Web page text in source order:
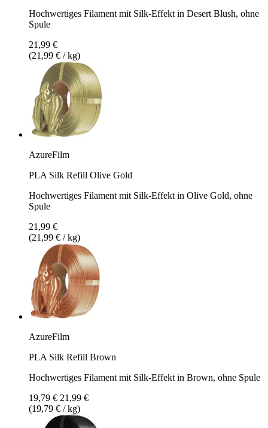
Hochwertiges Filament mit Silk-Effekt in Desert Blush, ohne
Spule
21,99 €
(21,99 € / kg)
AzureFilm
PLA Silk Refill Olive Gold
Hochwertiges Filament mit Silk-Effekt in Olive Gold, ohne
Spule
21,99 €
(21,99 € / kg)
AzureFilm
PLA Silk Refill Brown
Hochwertiges Filament mit Silk-Effekt in Brown, ohne Spule
19,79 € 21,99 €
(19,79 € / kg)